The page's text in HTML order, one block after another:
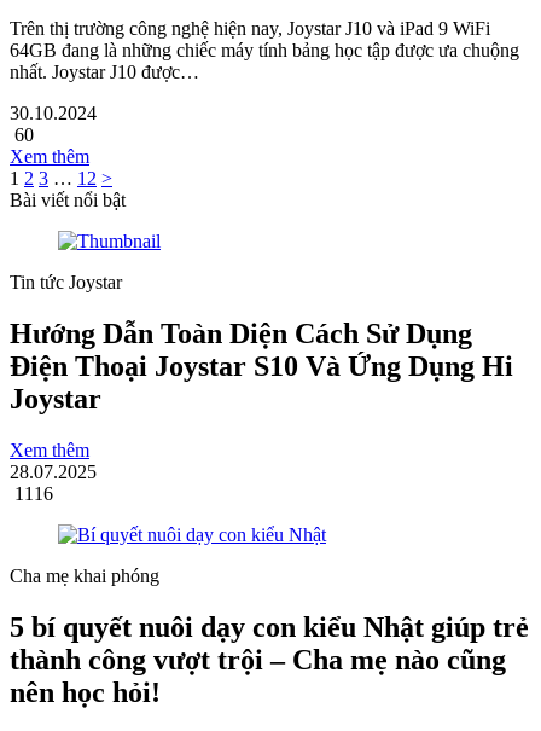
Trên thị trường công nghệ hiện nay, Joystar J10 và iPad 9 WiFi
64GB đang là những chiếc máy tính bảng học tập được ưa chuộng
nhất. Joystar J10 được…
30.10.2024
60
Xem thêm
1 2 3 … 12 >
Bài viết nổi bật
Tin tức Joystar
Hướng Dẫn Toàn Diện Cách Sử Dụng
Điện Thoại Joystar S10 Và Ứng Dụng Hi
Joystar
Xem thêm
28.07.2025
1116
Cha mẹ khai phóng
5 bí quyết nuôi dạy con kiểu Nhật giúp trẻ
thành công vượt trội – Cha mẹ nào cũng
nên học hỏi!